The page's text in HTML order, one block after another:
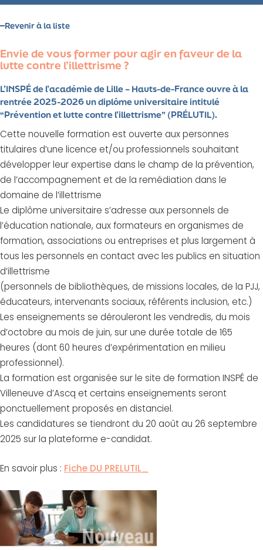
Revenir à la liste
Envie de vous former pour agir en faveur de la
lutte contre l’illettrisme ?
L’INSPÉ de l’académie de Lille – Hauts-de-France ouvre à la
rentrée 2025-2026 un diplôme universitaire intitulé
“Prévention et lutte contre l’illettrisme” (PRÉLUTIL).
Cette nouvelle formation est ouverte aux personnes
titulaires d’une licence et/ou professionnels souhaitant
développer leur expertise dans le champ de la prévention,
de l’accompagnement et de la remédiation dans le
domaine de l’illettrisme
Le diplôme universitaire s’adresse aux personnels de
l’éducation nationale, aux formateurs en organismes de
formation, associations ou entreprises et plus largement à
tous les personnels en contact avec les publics en situation
d’illettrisme
(personnels de bibliothèques, de missions locales, de la PJJ,
éducateurs, intervenants sociaux, référents inclusion, etc.)
Les enseignements se dérouleront les vendredis, du mois
d’octobre au mois de juin, sur une durée totale de 165
heures (dont 60 heures d’expérimentation en milieu
professionnel).
La formation est organisée sur le site de formation INSPÉ de
Villeneuve d’Ascq et certains enseignements seront
ponctuellement proposés en distanciel.
Les candidatures se tiendront du 20 août au 26 septembre
2025 sur la plateforme e-candidat.
En savoir plus : Fiche DU PRELUTIL_